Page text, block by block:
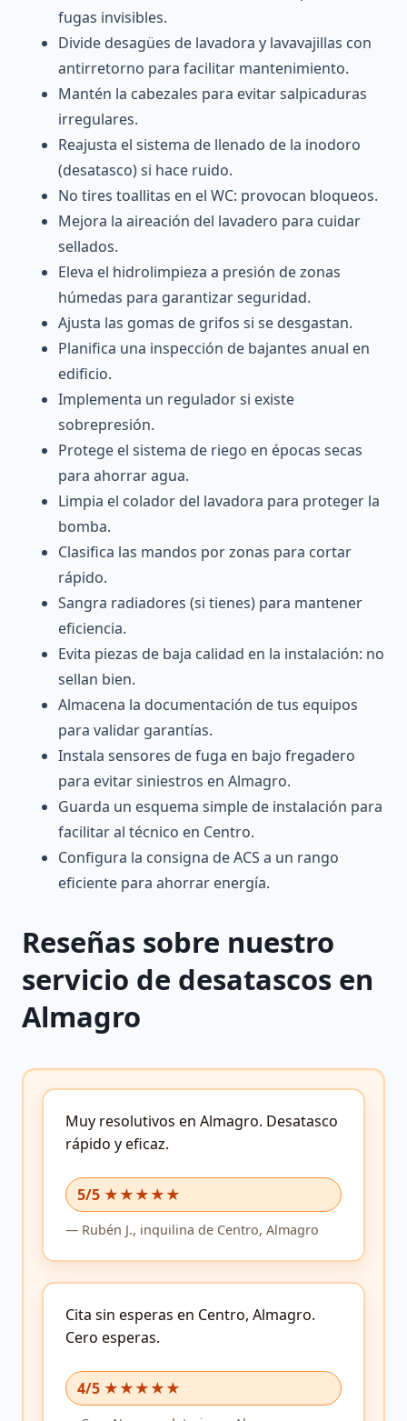
fugas invisibles.
Divide desagües de lavadora y lavavajillas con
antirretorno para facilitar mantenimiento.
Mantén la cabezales para evitar salpicaduras
irregulares.
Reajusta el sistema de llenado de la inodoro
(desatasco) si hace ruido.
No tires toallitas en el WC: provocan bloqueos.
Mejora la aireación del lavadero para cuidar
sellados.
Eleva el hidrolimpieza a presión de zonas
húmedas para garantizar seguridad.
Ajusta las gomas de grifos si se desgastan.
Planifica una inspección de bajantes anual en
edificio.
Implementa un regulador si existe
sobrepresión.
Protege el sistema de riego en épocas secas
para ahorrar agua.
Limpia el colador del lavadora para proteger la
bomba.
Clasifica las mandos por zonas para cortar
rápido.
Sangra radiadores (si tienes) para mantener
eficiencia.
Evita piezas de baja calidad en la instalación: no
sellan bien.
Almacena la documentación de tus equipos
para validar garantías.
Instala sensores de fuga en bajo fregadero
para evitar siniestros en Almagro.
Guarda un esquema simple de instalación para
facilitar al técnico en Centro.
Configura la consigna de ACS a un rango
eficiente para ahorrar energía.
Reseñas sobre nuestro
servicio de desatascos en
Almagro
5/5 ★★★★★
Muy resolutivos en Almagro. Desatasco
rápido y eficaz.
— Rubén J., inquilina de Centro, Almagro
4/5 ★★★★★
Cita sin esperas en Centro, Almagro.
Cero esperas.